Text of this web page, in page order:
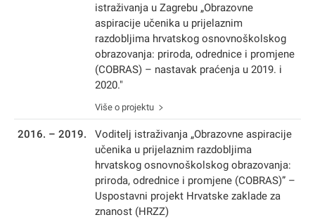
istraživanja u Zagrebu „Obrazovne
aspiracije učenika u prijelaznim
razdobljima hrvatskog osnovnoškolskog
obrazovanja: priroda, odrednice i promjene
(COBRAS) – nastavak praćenja u 2019. i
2020."
Više o projektu
2016. – 2019.
Voditelj istraživanja „Obrazovne aspiracije
učenika u prijelaznim razdobljima
hrvatskog osnovnoškolskog obrazovanja:
priroda, odrednice i promjene (COBRAS)” –
Uspostavni projekt Hrvatske zaklade za
znanost (HRZZ)